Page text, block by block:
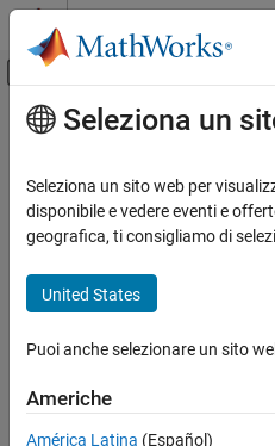
Vai al contenuto
Attiva/disattiva
Pagina iniziale della documentazione
Sviluppo SoC, ASIC e FPGA
Contenuto principale
Seleziona un
Seleziona un sito web per
disponibile e vedere eventi e
geografica, ti consigliamo di
United States
Puoi anche selezionare un sito
Americhe
América Latina (Español)